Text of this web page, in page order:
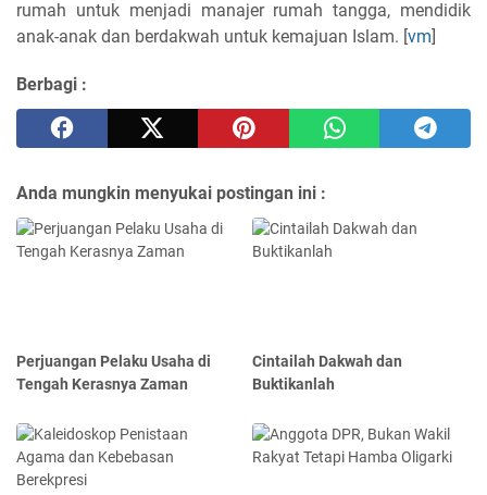
rumah untuk menjadi manajer rumah tangga, mendidik
anak-anak dan berdakwah untuk kemajuan Islam. [vm]
Berbagi :
Anda mungkin menyukai postingan ini :
Perjuangan Pelaku Usaha di
Tengah Kerasnya Zaman
Cintailah Dakwah dan
Buktikanlah